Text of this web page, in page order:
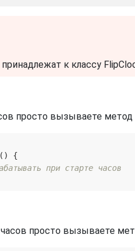
к классу
просто вызываете метод
( )
при старте часов
просто вызываете